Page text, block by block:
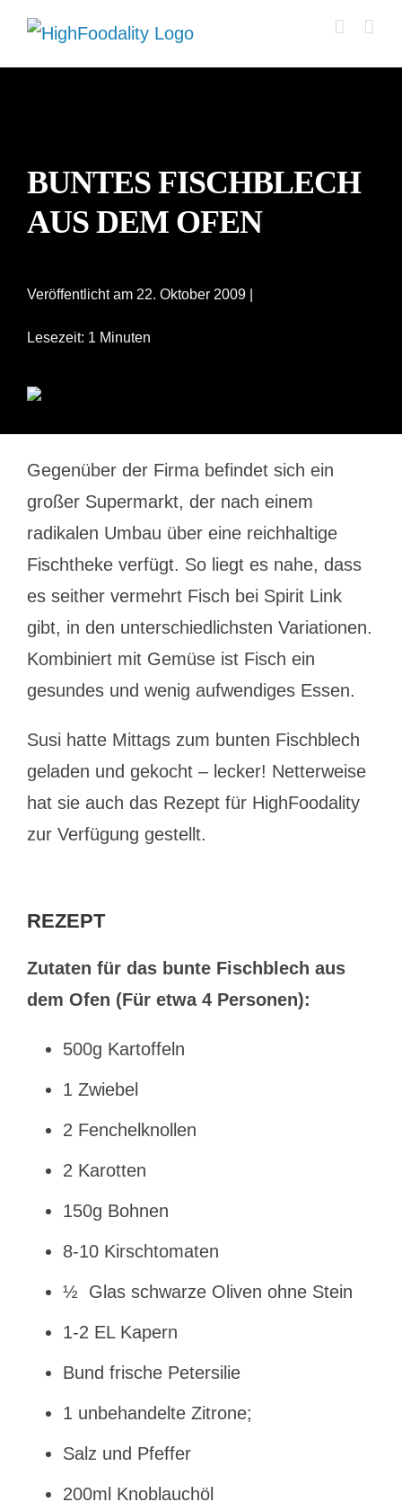
Zum
Inhalt
BUNTES FISCHBLECH
AUS DEM OFEN
Veröffentlicht am 22. Oktober 2009 |
Lesezeit: 1 Minuten
Gegenüber der Firma befindet sich ein
großer Supermarkt, der nach einem
radikalen Umbau über eine reichhaltige
Fischtheke verfügt. So liegt es nahe, dass
es seither vermehrt Fisch bei Spirit Link
gibt, in den unterschiedlichsten Variationen.
Kombiniert mit Gemüse ist Fisch ein
gesundes und wenig aufwendiges Essen.
Susi hatte Mittags zum bunten Fischblech
geladen und gekocht – lecker! Netterweise
hat sie auch das Rezept für HighFoodality
zur Verfügung gestellt.
REZEPT
Zutaten für das bunte Fischblech aus
dem Ofen (Für etwa 4 Personen):
500g Kartoffeln
1 Zwiebel
2 Fenchelknollen
2 Karotten
150g Bohnen
8-10 Kirschtomaten
½ Glas schwarze Oliven ohne Stein
1-2 EL Kapern
Bund frische Petersilie
1 unbehandelte Zitrone;
Salz und Pfeffer
200ml Knoblauchöl